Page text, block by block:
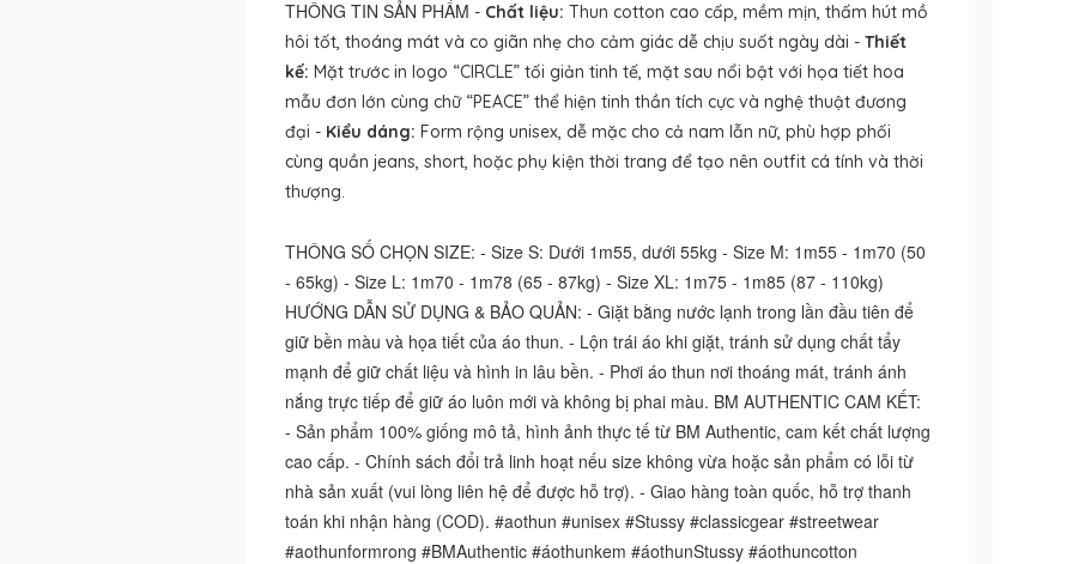
THÔNG TIN SẢN PHẨM - Chất liệu: Thun cotton cao cấp, mềm mịn, thấm hút mồ
hôi tốt, thoáng mát và co giãn nhẹ cho cảm giác dễ chịu suốt ngày dài - Thiết
kế: Mặt trước in logo “CIRCLE” tối giản tinh tế, mặt sau nổi bật với họa tiết hoa
mẫu đơn lớn cùng chữ “PEACE” thể hiện tinh thần tích cực và nghệ thuật đương
đại - Kiểu dáng: Form rộng unisex, dễ mặc cho cả nam lẫn nữ, phù hợp phối
cùng quần jeans, short, hoặc phụ kiện thời trang để tạo nên outfit cá tính và thời
thượng.
THÔNG SỐ CHỌN SIZE: - Size S: Dưới 1m55, dưới 55kg - Size M: 1m55 - 1m70 (50
- 65kg) - Size L: 1m70 - 1m78 (65 - 87kg) - Size XL: 1m75 - 1m85 (87 - 110kg)
HƯỚNG DẪN SỬ DỤNG & BẢO QUẢN: - Giặt bằng nước lạnh trong lần đầu tiên để
giữ bền màu và họa tiết của áo thun. - Lộn trái áo khi giặt, tránh sử dụng chất tẩy
mạnh để giữ chất liệu và hình in lâu bền. - Phơi áo thun nơi thoáng mát, tránh ánh
nắng trực tiếp để giữ áo luôn mới và không bị phai màu. BM AUTHENTIC CAM KẾT:
- Sản phẩm 100% giống mô tả, hình ảnh thực tế từ BM Authentic, cam kết chất lượng
cao cấp. - Chính sách đổi trả linh hoạt nếu size không vừa hoặc sản phẩm có lỗi từ
nhà sản xuất (vui lòng liên hệ để được hỗ trợ). - Giao hàng toàn quốc, hỗ trợ thanh
toán khi nhận hàng (COD). #aothun #unisex #Stussy #classicgear #streetwear
#aothunformrong #BMAuthentic #áothunkem #áothunStussy #áothuncotton